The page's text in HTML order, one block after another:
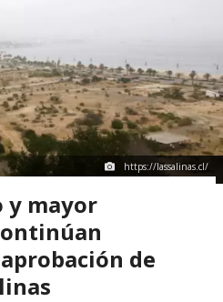
https://lassalinas.cl/
y mayor
de